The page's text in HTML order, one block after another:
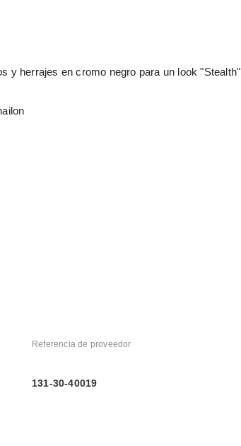
y herrajes en cromo negro para un look "Stealth"
Referencia de proveedor
131-30-40019